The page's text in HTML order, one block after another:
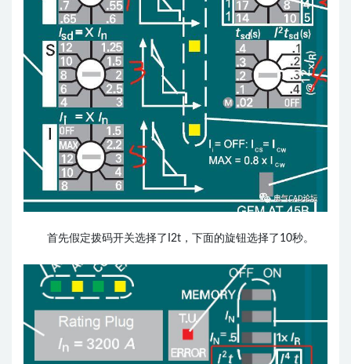
首先假定拨码开关选择了I2t，下面的旋钮选择了10秒。